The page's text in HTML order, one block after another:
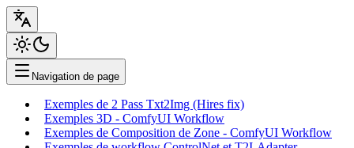
Navigation de page
Exemples de 2 Pass Txt2Img (Hires fix)
Exemples 3D - ComfyUI Workflow
Exemples de Composition de Zone - ComfyUI Workflow